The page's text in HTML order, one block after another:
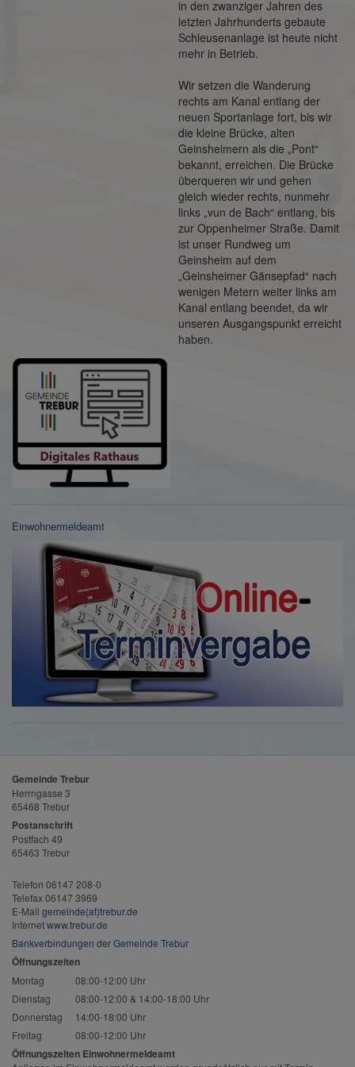
in den zwanziger Jahren des
letzten Jahrhunderts gebaute
Schleusenanlage ist heute nicht
mehr in Betrieb.
Wir setzen die Wanderung
rechts am Kanal entlang der
neuen Sportanlage fort, bis wir
die kleine Brücke, alten
Geinsheimern als die „Pont“
bekannt, erreichen. Die Brücke
überqueren wir und gehen
gleich wieder rechts, nunmehr
links „vun de Bach“ entlang, bis
zur Oppenheimer Straße. Damit
ist unser Rundweg um
Geinsheim auf dem
„Geinsheimer Gänsepfad“ nach
wenigen Metern weiter links am
Kanal entlang beendet, da wir
unseren Ausgangspunkt erreicht
haben.
Einwohnermeldeamt
Gemeinde Trebur
Herrngasse 3
65468 Trebur
Postanschrift
Postfach 49
65463 Trebur
Telefon 06147 208-0
Telefax 06147 3969
E-Mail gemeinde(at)trebur.de
Internetwww.trebur.de
Bankverbindungen der Gemeinde Trebur
Öffnungszeiten
Montag
08:00-12:00 Uhr
Dienstag
08:00-12:00 & 14:00-18:00 Uhr
Donnerstag
14:00-18:00 Uhr
Freitag
08:00-12:00 Uhr
Öffnungszeiten Einwohnermeldeamt